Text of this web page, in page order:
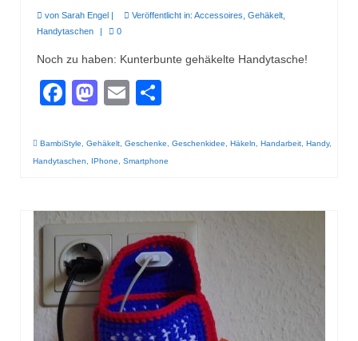
von Sarah Engel Veröffentlicht in: Accessoires Gehäkelt
Handytaschen
0
Noch zu haben: Kunterbunte gehäkelte Handytasche!
Facebook
Mastodon
Email
BambiStyle, Gehäkelt, Geschenke, Geschenkidee, Häkeln, Handarbeit, Handy,
Handytaschen, IPhone, Smartphone